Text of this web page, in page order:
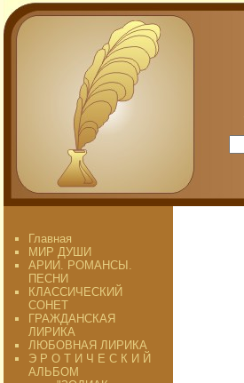
Главная
МИР ДУШИ
АРИИ. РОМАНСЫ.
ПЕСНИ
КЛАССИЧЕСКИЙ
СОНЕТ
ГРАЖДАНСКАЯ
ЛИРИКА
ЛЮБОВНАЯ ЛИРИКА
Э Р О Т И Ч Е С К И Й
АЛЬБОМ